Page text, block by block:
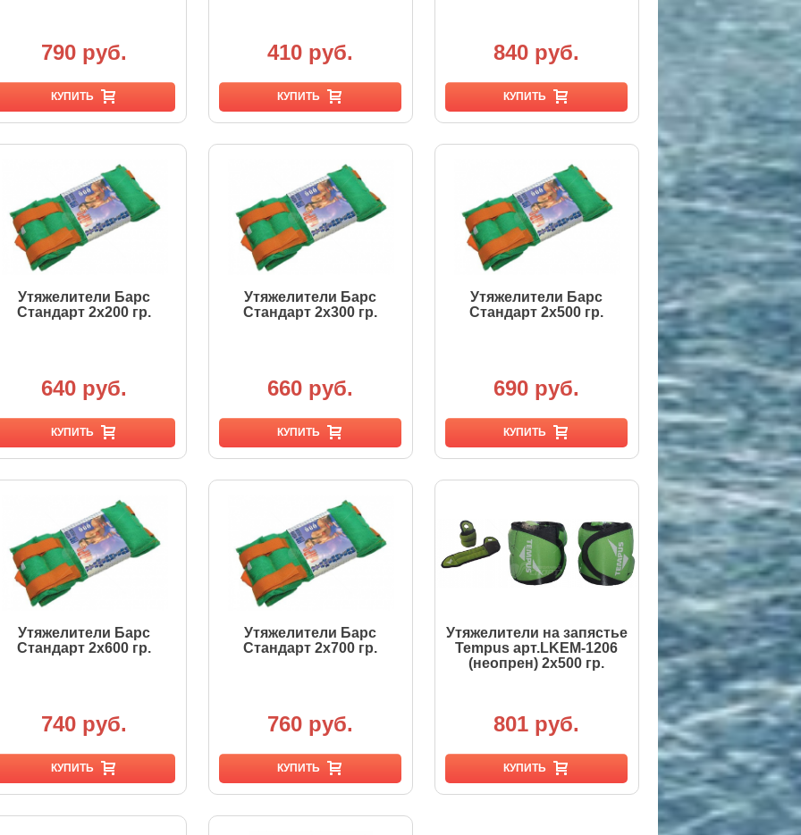
790 руб.
КУПИТЬ
410 руб.
КУПИТЬ
840 руб.
КУПИТЬ
Утяжелители Барс
Стандарт 2х200 гр.
640 руб.
КУПИТЬ
Утяжелители Барс
Стандарт 2х300 гр.
660 руб.
КУПИТЬ
Утяжелители Барс
Стандарт 2х500 гр.
690 руб.
КУПИТЬ
Утяжелители Барс
Стандарт 2х600 гр.
740 руб.
КУПИТЬ
Утяжелители Барс
Стандарт 2х700 гр.
760 руб.
КУПИТЬ
Утяжелители на запястье
Tempus арт.LKEM-1206
(неопрен) 2х500 гр.
801 руб.
КУПИТЬ